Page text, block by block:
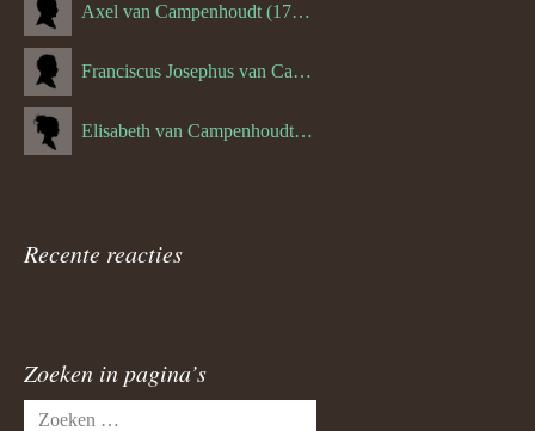
Axel van Campenhoudt (1738.)
Franciscus Josephus van Campenhoudt (1719.) (10-08-1875)
Elisabeth van Campenhoudt (1716.) (28-05-1870)
Recente reacties
Zoeken in pagina’s
Zoeken